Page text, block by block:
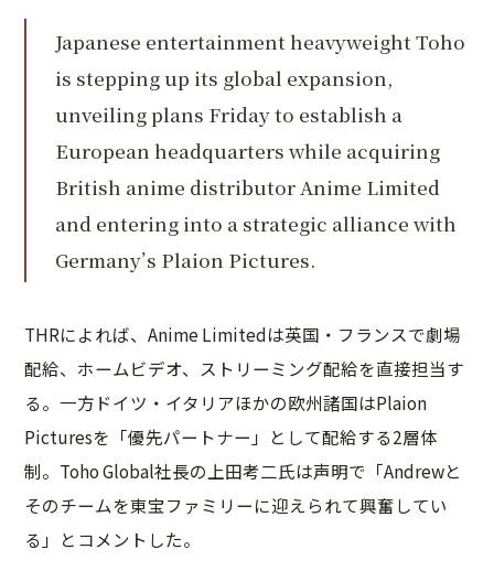
Japanese entertainment heavyweight Toho
is stepping up its global expansion,
unveiling plans Friday to establish a
European headquarters while acquiring
British anime distributor Anime Limited
and entering into a strategic alliance with
Germany’s Plaion Pictures.
THRによれば、Anime Limitedは英国・フランスで劇場
配給、ホームビデオ、ストリーミング配給を直接担当す
る。一方ドイツ・イタリアほかの欧州諸国はPlaion
Picturesを「優先パートナー」として配給する2層体
制。Toho Global社長の上田考二氏は声明で「Andrewと
そのチームを東宝ファミリーに迎えられて興奮してい
る」とコメントした。